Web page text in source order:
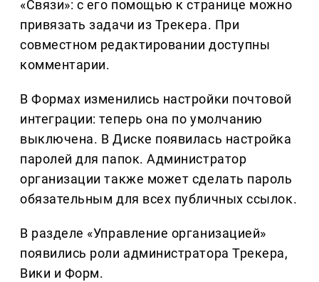
«Связи»: с его помощью к странице можно
привязать задачи из Трекера. При
совместном редактировании доступны
комментарии.
В Формах изменились настройки почтовой
интеграции: теперь она по умолчанию
выключена. В Диске появилась настройка
паролей для папок. Администратор
организации также может сделать пароль
обязательным для всех публичных ссылок.
В разделе «Управление организацией»
появились роли администратора Трекера,
Вики и Форм.